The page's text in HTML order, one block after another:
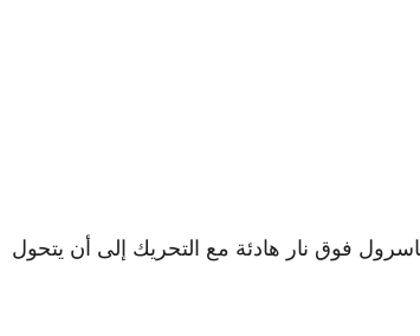
فوق نار هادئة مع التحريك إلى أن يتحول